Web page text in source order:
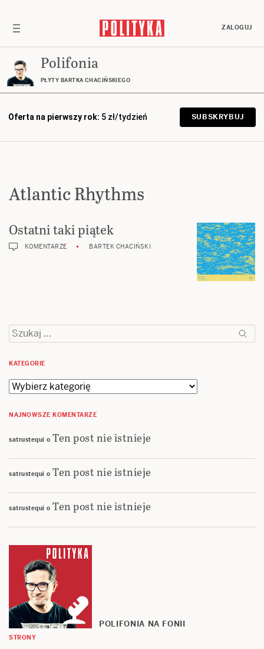
ZALOGUJ
Polifonia
PŁYTY BARTKA CHACIŃSKIEGO
Oferta na pierwszy rok: 5 zł/tydzień SUBSKRYBUJ
Atlantic Rhythms
Ostatni taki piątek
KOMENTARZE BARTEK CHACIŃSKI
Szukaj:
KATEGORIE
Kategorie
NAJNOWSZE KOMENTARZE
satrustequi o Ten post nie istnieje
satrustequi o Ten post nie istnieje
satrustequi o Ten post nie istnieje
POLIFONIA NA FONII
STRONY